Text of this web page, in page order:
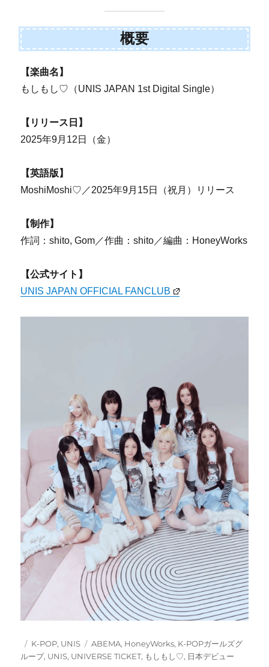
概要
【楽曲名】
もしもし♡（UNIS JAPAN 1st Digital Single）
【リリース日】
2025年9月12日（金）
【英語版】
MoshiMoshi♡／2025年9月15日（祝月）リリース
【制作】
作詞：shito, Gom／作曲：shito／編曲：HoneyWorks
【公式サイト】
UNIS JAPAN OFFICIAL FANCLUB
投
稿
カ
テ
K-POP, UNIS
タ
グ
ABEMA, HoneyWorks, K-POPガールズグ
ループ, UNIS, UNIVERSE TICKET, もしもし♡, 日本デビュー